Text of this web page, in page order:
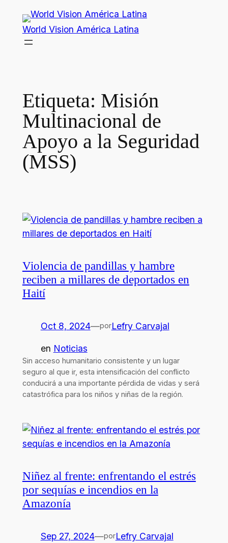
contenido
World Vision América Latina
Etiqueta: Misión
Multinacional de
Apoyo a la Seguridad
(MSS)
Violencia de pandillas y hambre
reciben a millares de deportados en
Haití
Oct 8, 2024—porLefry Carvajal
en Noticias
Sin acceso humanitario consistente y un lugar
seguro al que ir, esta intensificación del conflicto
conducirá a una importante pérdida de vidas y será
catastrófica para los niños y niñas de la región.
Niñez al frente: enfrentando el estrés
por sequías e incendios en la
Amazonía
Sep 27, 2024—porLefry Carvajal